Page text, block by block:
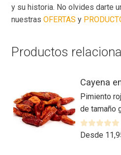
y su historia. No olvides darte
nuestras OFERTAS y
Productos
Cayena
Pimiento
de tamaño
V
Desde